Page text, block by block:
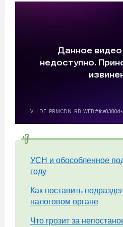
УСН и обособленное
году
Как поставить
налоговом органе
Что грозит за